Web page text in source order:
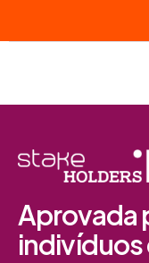
Aprovada
indivíduos